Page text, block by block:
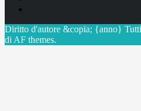
Diritto d'autore &copia; {anno}
di AF themes.